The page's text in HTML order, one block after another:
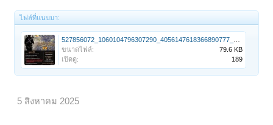
ไฟล์ที่แนบมา:
ขนาดไฟล์:
79.6 KB
เปิดดู:
189
5 สิงหาคม 2025